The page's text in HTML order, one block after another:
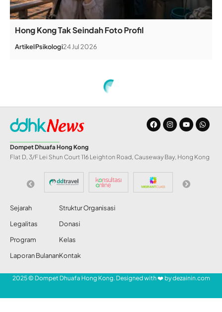
Hong Kong Tak Seindah Foto Profil
ArtikelPsikologi24 Jul 2026
Pukul Bayi 11 Bulan, PRT di Hong Kong Dipidana
BERITA
Pukul Bayi 11 Bulan,
PRT di Hong Kong
Dipidana
Abdul Razak
23 Views
Share